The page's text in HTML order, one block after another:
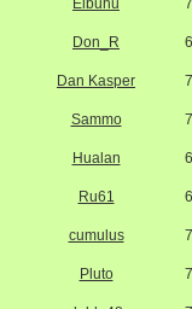
Elbuhu
Don_R
Dan Kasper
Sammo
Hualan
Ru61
cumulus
Pluto